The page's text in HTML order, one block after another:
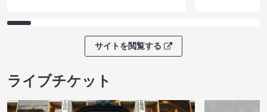
サイトを閲覧する
ライブチケット